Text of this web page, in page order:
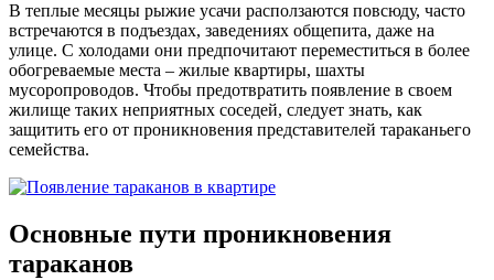
В теплые месяцы рыжие усачи расползаются повсюду, часто
встречаются в подъездах, заведениях общепита, даже на
улице. С холодами они предпочитают переместиться в более
обогреваемые места – жилые квартиры, шахты
мусоропроводов. Чтобы предотвратить появление в своем
жилище таких неприятных соседей, следует знать, как
защитить его от проникновения представителей тараканьего
семейства.
Основные пути проникновения
тараканов